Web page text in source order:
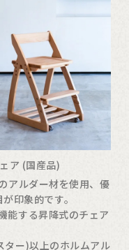
ア (国産品)
アルダー材を使用、優
印象的です。
能する昇降式のチェア
ー)以上のホルムアル